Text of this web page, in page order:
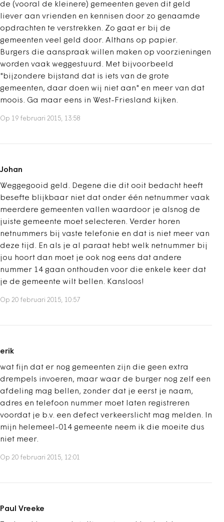
de (vooral de kleinere) gemeenten geven dit geld
liever aan vrienden en kennisen door zo genaamde
opdrachten te verstrekken. Zo gaat er bij de
gemeenten veel geld door. Althans op papier.
Burgers die aanspraak willen maken op voorzieningen
worden vaak weggestuurd. Met bijvoorbeeld
"bijzondere bijstand dat is iets van de grote
gemeenten, daar doen wij niet aan" en meer van dat
moois. Ga maar eens in West-Friesland kijken.
Op 19 februari 2015, 13:58
Johan
Weggegooid geld. Degene die dit ooit bedacht heeft
besefte blijkbaar niet dat onder één netnummer vaak
meerdere gemeenten vallen waardoor je alsnog de
juiste gemeente moet selecteren. Verder horen
netnummers bij vaste telefonie en dat is niet meer van
deze tijd. En als je al paraat hebt welk netnummer bij
jou hoort dan moet je ook nog eens dat andere
nummer 14 gaan onthouden voor die enkele keer dat
je de gemeente wilt bellen. Kansloos!
Op 20 februari 2015, 10:57
erik
wat fijn dat er nog gemeenten zijn die geen extra
drempels invoeren, maar waar de burger nog zelf een
afdeling mag bellen, zonder dat je eerst je naam,
adres en telefoon nummer moet laten registreren
voordat je b.v. een defect verkeerslicht mag melden. In
mijn helemeel-014 gemeente neem ik die moeite dus
niet meer.
Op 20 februari 2015, 12:01
Paul Vreeke